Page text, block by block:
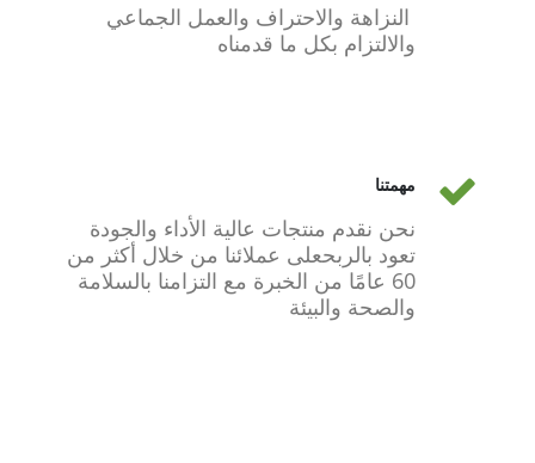
النزاهة والاحتراف والعمل الجماعي
والالتزام بكل ما قدمناه
مهمتنا
نحن نقدم منتجات عالية الأداء والجودة
تعود بالربحعلى عملائنا من خلال أكثر من
60 عامًا من الخبرة مع التزامنا بالسلامة
والصحة والبيئة